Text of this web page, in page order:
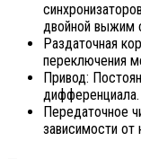
двойной выжим
Раздаточная
переключения
Привод:
дифференциала.
Передаточное
зависимости от